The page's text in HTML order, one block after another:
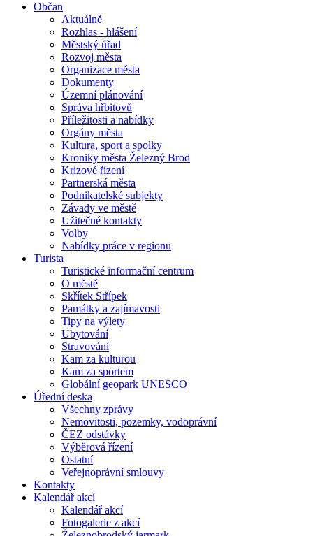
Občan
Aktuálně
Rozhlas - hlášení
Městský úřad
Rozvoj města
Organizace města
Dokumenty
Územní plánování
Správa hřbitovů
Příležitosti a nabídky
Orgány města
Kultura, sport a spolky
Kroniky města Železný Brod
Krizové řízení
Partnerská města
Podnikatelské subjekty
Závady ve městě
Užitečné kontakty
Volby
Nabídky práce v regionu
Turista
Turistické informační centrum
O městě
Skřítek Střípek
Památky a zajímavosti
Tipy na výlety
Ubytování
Stravování
Kam za kulturou
Kam za sportem
Globální geopark UNESCO
Úřední deska
Všechny zprávy
Nemovitosti, pozemky, vodoprávní
ČEZ odstávky
Výběrová řízení
Ostatní
Veřejnoprávní smlouvy
Kontakty
Kalendář akcí
Kalendář akcí
Fotogalerie z akcí